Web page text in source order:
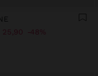
25,90 48%